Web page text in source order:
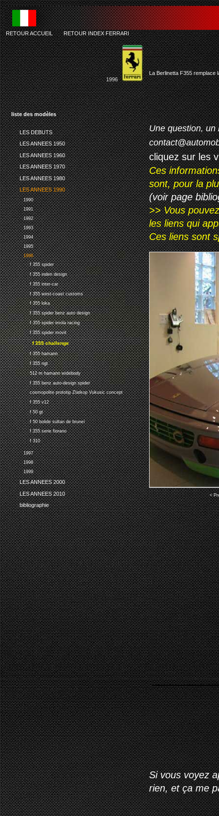
liste des modèles
LES DEBUTS
LES ANNEES 1950
LES ANNEES 1960
LES ANNEES 1970
LES ANNEES 1980
LES ANNEES 1990
1990
1991
1992
1993
1994
1995
1996
f 355 spider
f 355 inden design
f 355 inter-car
f 355 west-coast customs
f 355 loka
f 355 spider benz auto design
f 355 spider imola racing
f 355 spider movit
f 355 challenge
f 355 hamann
f 355 ngt
512 m hamann widebody
f 355 benz auto-design spider
cosmopolite prototip Zlatkop Vukusic concept
f 355 v12
f 50 gt
f 50 bolide sultan de bruneï
f 355 serie fiorano
f 310
1997
1998
1999
LES ANNEES 2000
LES ANNEES 2010
bibliographie
RETOUR ACCUEIL-RETOUR INDEX FERRARI
1996
La Berlinetta F355 remplace
Une question, un
cliquez sur les
Ces
sont, pour la
(voir page
>> Vous
les liens qui
Ces liens sont
<
Si vous voyez
rien, et ça me